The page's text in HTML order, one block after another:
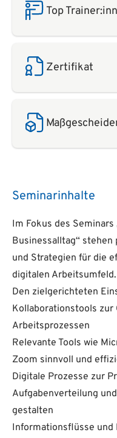
Top
Zertifikat
Seminarinhalte
Im Fokus des
Businessalltag“ stehen
und Strategien für die
digitalen
Den zielgerichteten
Kollaborationstools zur
Arbeitsprozessen
Relevante Tools wie
Zoom sinnvoll und
Digitale Prozesse zur
Aufgabenverteilung
gestalten
Informationsflüsse und